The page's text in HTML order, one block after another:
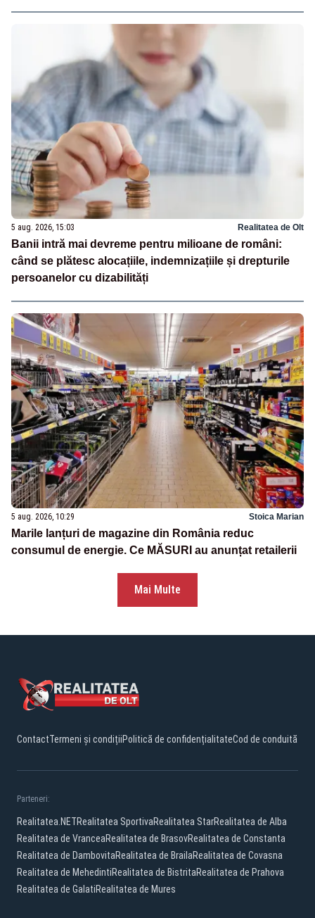
5 aug. 2026, 15:03 Realitatea de Olt
Banii intră mai devreme pentru milioane de români:
când se plătesc alocațiile, indemnizațiile și drepturile
persoanelor cu dizabilități
5 aug. 2026, 10:29 Stoica Marian
Marile lanțuri de magazine din România reduc
consumul de energie. Ce MĂSURI au anunțat retailerii
Mai Multe
ContactTermeni și condițiiPolitică de confidențialitateCod de conduită
Parteneri:
Realitatea.NETRealitatea SportivaRealitatea StarRealitatea de Alba
Realitatea de VranceaRealitatea de BrasovRealitatea de Constanta
Realitatea de DambovitaRealitatea de BrailaRealitatea de Covasna
Realitatea de MehedintiRealitatea de BistritaRealitatea de Prahova
Realitatea de GalatiRealitatea de Mures